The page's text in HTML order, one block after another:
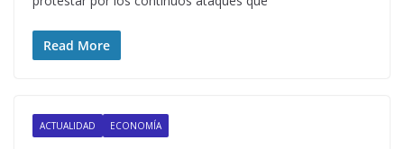
Read More
ACTUALIDAD ECONOMÍA